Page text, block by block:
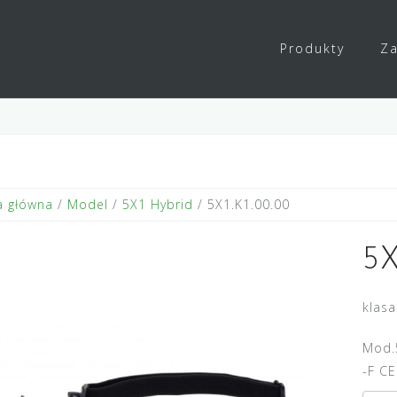
Produkty
główna / Model / 5X1 Hybrid / 5X1.K1.00.00
-F